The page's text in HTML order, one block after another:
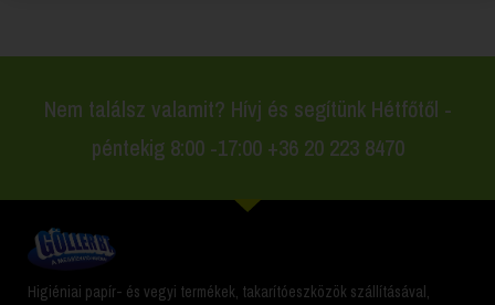
Nem találsz valamit? Hívj és segítünk Hétfőtől -
péntekig 8:00 -17:00 +36 20 223 8470
Higiéniai papír- és vegyi termékek, takarítóeszközök szállításával,